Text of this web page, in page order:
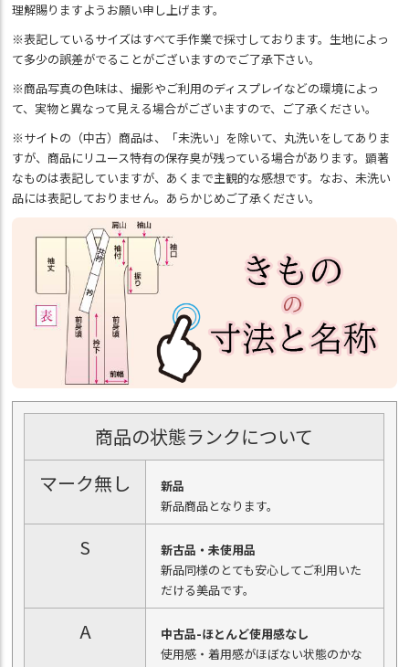
理解賜りますようお願い申し上げます。
※表記しているサイズはすべて手作業で採寸しております。生地によっ
て多少の誤差がでることがございますのでご了承下さい。
※商品写真の色味は、撮影やご利用のディスプレイなどの環境によっ
て、実物と異なって見える場合がございますので、ご了承ください。
※サイトの（中古）商品は、「未洗い」を除いて、丸洗いをしてありま
すが、商品にリユース特有の保存臭が残っている場合があります。顕著
なものは表記していますが、あくまで主観的な感想です。なお、未洗い
品には表記しておりません。あらかじめご了承ください。
商品の状態ランクについて
マーク無し
新品
新品商品となります。
S
新古品・未使用品
新品同様のとても安心してご利用いた
だける美品です。
A
中古品-ほとんど使用感なし
使用感・着用感がほぼない状態のかな